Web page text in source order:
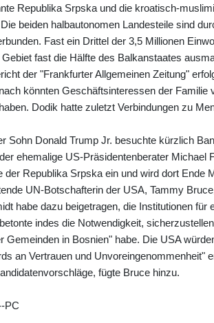
Republika Srpska und die kroatisch-
beiden halbautonomen Landesteile sind
Fast ein Drittel der 3,5 Millionen
fast die Hälfte des Balkanstaates
der "Frankfurter Allgemeinen Zeitung"
könnten Geschäftsinteressen der Familie
Dodik hatte zuletzt Verbindungen zu
Sohn Donald Trump Jr. besuchte kürzlich
ehemalige US-Präsidentenberater Michael
der Republika Srpska ein und wird dort Ende
UN-Botschafterin der USA, Tammy
habe dazu beigetragen, die Institutionen für
indes die Notwendigkeit,
Gemeinden in Bosnien" habe. Die USA
an Vertrauen und Unvoreingenommenheit"
fügte Bruce hinzu.
PC